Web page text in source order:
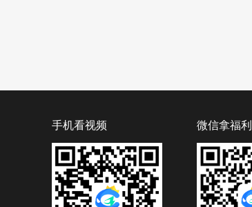
手机看视频 微信拿福利